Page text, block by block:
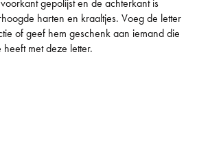
gepolijst en de achterkant is
harten en kraaltjes. Voeg de letter
of geef hem geschenk aan iemand die
met deze letter.